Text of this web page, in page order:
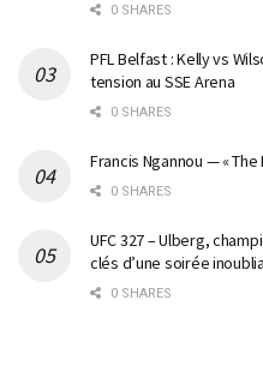
0 SHARES
PFL Belfast : Kelly vs
tension au SSE Arena
0 SHARES
Francis Ngannou — «
0 SHARES
UFC 327 – Ulberg,
clés d’une soirée
0 SHARES